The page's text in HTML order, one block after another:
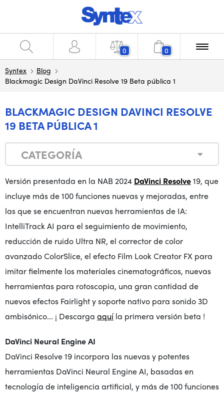
0 0
Syntex
Blog
Blackmagic Design DaVinci Resolve 19 Beta pública 1
BLACKMAGIC DESIGN DAVINCI RESOLVE
19 BETA PÚBLICA 1
CATEGORÍA
Versión presentada en la NAB 2024 DaVinci Resolve19, que
incluye más de 100 funciones nuevas y mejoradas, entre
las que se encuentran nuevas herramientas de IA:
IntelliTrack AI para el seguimiento de movimiento,
reducción de ruido Ultra NR, el corrector de color
avanzado ColorSlice, el efecto Film Look Creator FX para
imitar fielmente los materiales cinematográficos, nuevas
herramientas para rotoscopia, una gran cantidad de
nuevos efectos Fairlight y soporte nativo para sonido 3D
ambisónico... ¡ Descarga aquíla primera versión beta !
DaVinci Neural Engine AI
DaVinci Resolve 19 incorpora las nuevas y potentes
herramientas DaVinci Neural Engine AI, basadas en
tecnología de inteligencia artificial, y más de 100 funciones